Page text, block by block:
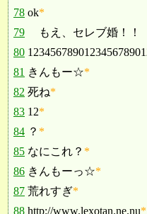
78 ok*
79
もえ、セレブ婚！！
80
81 きんもー☆*
82 死ね*
83 12*
84 ？ *
85 なにこれ？ *
86 きんもーっ☆*
87 荒れすぎ*
88 http://www.lexotan.ne.nu*